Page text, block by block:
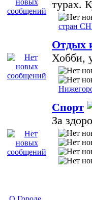
турах.
стран
Отдых
Хобби,
Спорт
За